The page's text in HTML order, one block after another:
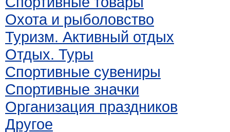
Охота и рыболовство
Туризм. Активный отдых
Отдых. Туры
Спортивные сувениры
Спортивные значки
Организация праздников
Другое